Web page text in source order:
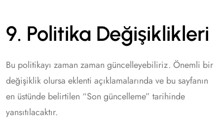
9. Politika Değişiklikleri
Bu politikayı zaman zaman güncelleyebiliriz. Önemli bir
değişiklik olursa eklenti açıklamalarında ve bu sayfanın
en üstünde belirtilen “Son güncelleme” tarihinde
yansıtılacaktır.